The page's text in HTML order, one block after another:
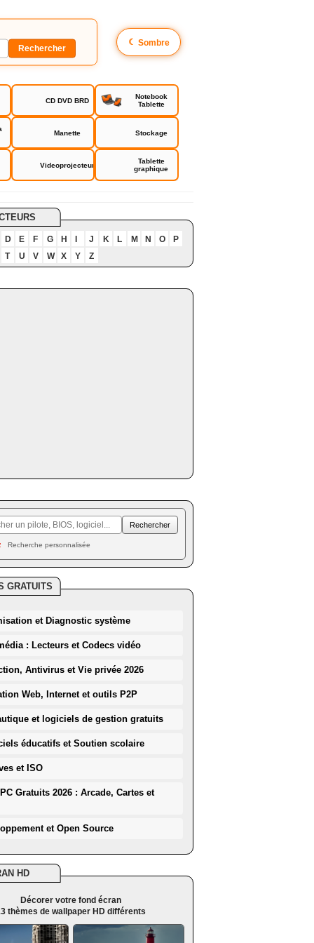
☾ Sombre
CD DVD BRD
Notebook
Tablette
Manette Stockage
Videoprojecteur
Tablette
graphique
D E F G H J K L M N O
P
T
U V W X Y Z
Recherche personnalisée
GRATUITS
et Diagnostic système
: Lecteurs et Codecs vidéo
Antivirus et Vie privée 2026
Web, Internet et outils P2P
et logiciels de gestion gratuits
éducatifs et Soutien scolaire
et ISO
Gratuits 2026 : Arcade, Cartes et
et Open Source
HD
Décorer votre fond écran
thèmes de wallpaper HD différents